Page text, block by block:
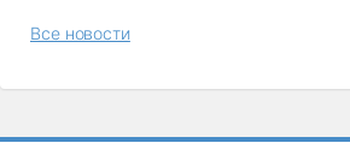
Все новости